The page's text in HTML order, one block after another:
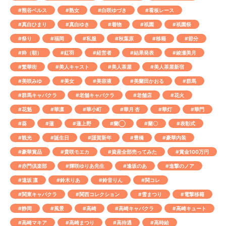
#熊谷ベルス #熟女 #白咲ゆづき #看板レース
#真白ひまり #真白ゆき #着物 #祇園 #祇園祭
#祭り #福岡 #私服 #秋葉原 #移籍 #節分
#粋（朝） #紅羽 #経営者 #結果発表 #綾瀬美月
#繁華街 #美人キャスト #美人茶屋 #美人茶屋新宿
#美咲みゆ #美女 #美容液 #美蘭田かおる #群馬
#群馬キャバクラ #老舗キャバクラ #老舗店 #花火
#花魁 #華凛 #華小町 #華月 杏 #華灯 #華門
#葵 #蓮 #蓮上野 #蘭◯ #蘭〇 #表彰式
#観光 #誕生日 #謹賀新年 #豊橋 #豪華内装
#豪華賞品 #貴咲モエカ #資産全部売ってみた #賞金100万円
#赤門倶楽部 #輝咲ゆりあ先生 #逢坂のあ #進撃のノア
#遠坂 凛 #鈴木りあ #鈴音りん #関コレ
#関東キャバクラ #関西コレクション #雪まつり #電撃移籍
#静岡 #風景 #高崎 #高崎キャバクラ #高崎キュート
#高崎マキア #高崎まつり #高待遇 #高時給